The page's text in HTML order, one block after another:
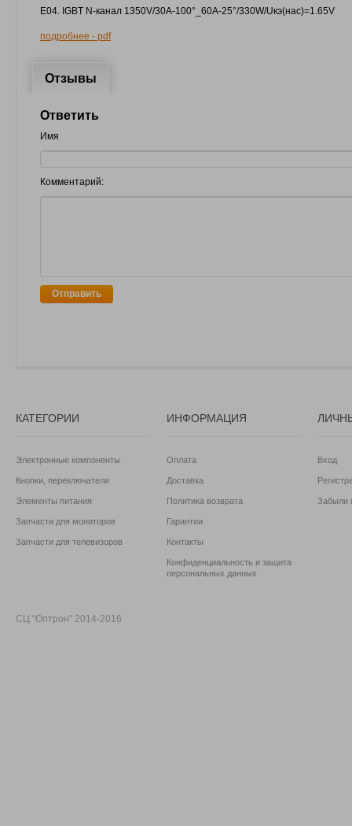
E04. IGBT N-канал 1350V/30A-100°_60A-25°/330W/Uкэ(нас)=1.65V
подробнее - pdf
Отзывы
Ответить
Имя
Комментарий:
Отправить
КАТЕГОРИИ
Электронные компоненты
Кнопки, переключатели
Элементы питания
Запчасти для мониторов
Запчасти для телевизоров
ИНФОРМАЦИЯ
Оплата
Доставка
Политика возврата
Гарантии
Контакты
Конфиденциальность и защита
персональных данных
Вход
Забыли
СЦ "Оптрон" 2014-2016